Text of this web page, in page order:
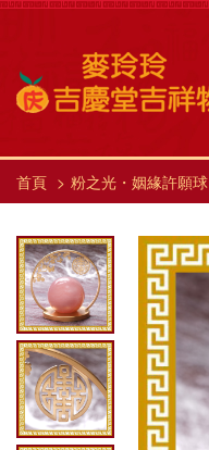
首頁 粉之光・姻緣許願球